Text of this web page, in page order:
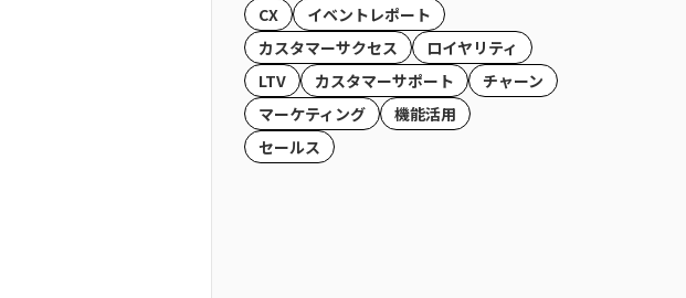
CX
イベントレポート
カスタマーサクセス
ロイヤリティ
LTV
カスタマーサポート
チャーン
マーケティング
機能活用
セールス